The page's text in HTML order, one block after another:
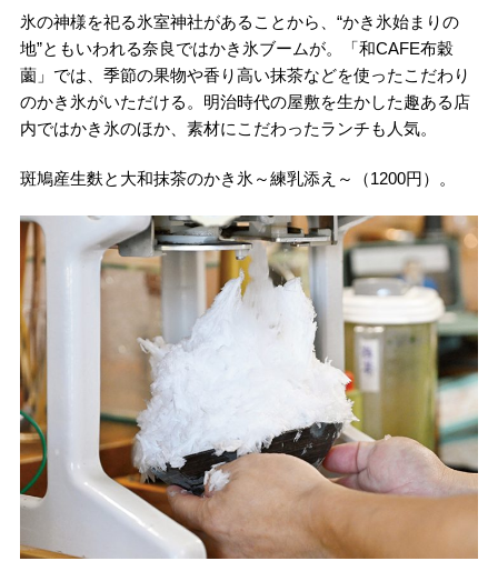
氷の神様を祀る氷室神社があることから、“かき氷始まりの
地”ともいわれる奈良ではかき氷ブームが。「和CAFE布穀
薗」では、季節の果物や香り高い抹茶などを使ったこだわり
のかき氷がいただける。明治時代の屋敷を生かした趣ある店
内ではかき氷のほか、素材にこだわったランチも人気。
斑鳩産生麩と大和抹茶のかき氷～練乳添え～（1200円）。